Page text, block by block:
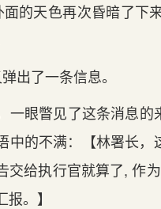
的天‌色再次昏暗了下
出了一条信息。
一眼‌瞥见了这条消息
中的不满：【林署长，
交给执行官就算了, 作
。】